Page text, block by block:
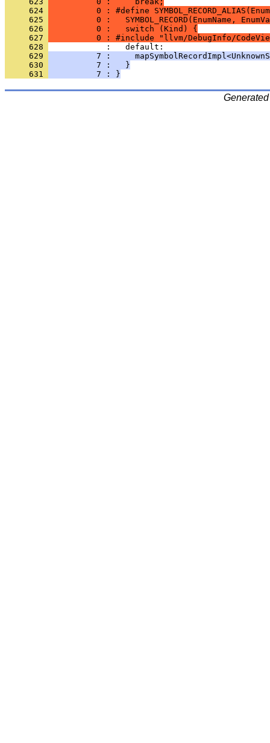
     624
0 : #define
     625
0 :   SYMBOL_RECORD(EnumName,
     626
          0 :   switch (Kind) {
     627
0 : #include "llvm/DebugInfo/
     628
     629
7 :
     630
          7 :   }
     631
          7 : }